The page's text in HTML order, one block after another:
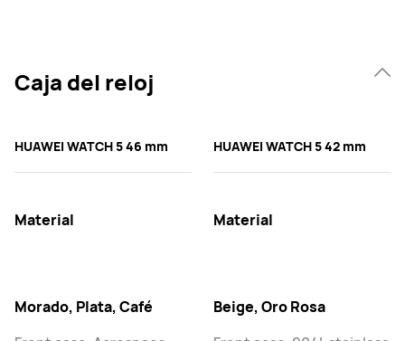
Caja del reloj
HUAWEI WATCH 5 46 mm
Material
Morado, Plata, Café
HUAWEI WATCH 5 42 mm
Material
Beige, Oro Rosa